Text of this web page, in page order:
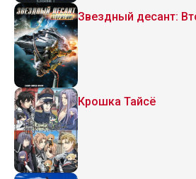
Звездный десант:
Крошка Тайсё